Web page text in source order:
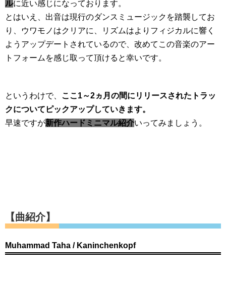
ルに近い感じになっております。
とはいえ、出音は現行のダンスミュージックを踏襲してお
り、ウワモノはクリアに、リズムはよりフィジカルに響く
ようアップデートされているので、改めてこの音楽のアー
トフォームを感じ取って頂けると幸いです。
というわけで、 ここ1～2ヵ月の間にリリースされたトラッ
クについてピックアップしていきます。
早速ですが新作ハードミニマル紹介いってみましょう。
【曲紹介】
Muhammad Taha / Kaninchenkopf